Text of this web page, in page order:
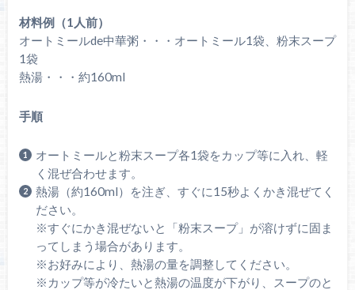
材料例（1人前）
オートミールde中華粥・・・オートミール1袋、粉末スープ
1袋
熱湯・・・約160ml
手順
オートミールと粉末スープ各1袋をカップ等に入れ、軽
く混ぜ合わせます。
熱湯（約160ml）を注ぎ、すぐに15秒よくかき混ぜてく
ださい。
※すぐにかき混ぜないと「粉末スープ」が溶けずに固ま
ってしまう場合があります。
※お好みにより、熱湯の量を調整してください。
※カップ等が冷たいと熱湯の温度が下がり、スープのと